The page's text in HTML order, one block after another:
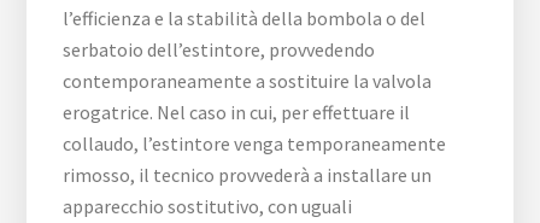
l’efficienza e la stabilità della bombola o del
serbatoio dell’estintore, provvedendo
contemporaneamente a sostituire la valvola
erogatrice. Nel caso in cui, per effettuare il
collaudo, l’estintore venga temporaneamente
rimosso, il tecnico provvederà a installare un
apparecchio sostitutivo, con uguali